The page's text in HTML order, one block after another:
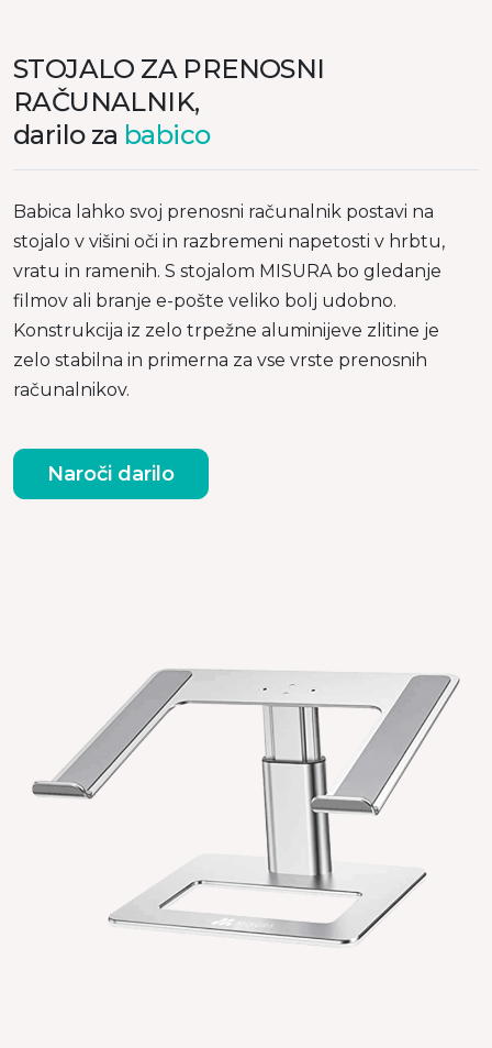
STOJALO ZA PRENOSNI
RAČUNALNIK,
darilo za babico
Babica lahko svoj prenosni računalnik postavi na
stojalo v višini oči in razbremeni napetosti v hrbtu,
vratu in ramenih. S stojalom MISURA bo gledanje
filmov ali branje e-pošte veliko bolj udobno.
Konstrukcija iz zelo trpežne aluminijeve zlitine je
zelo stabilna in primerna za vse vrste prenosnih
računalnikov.
Naroči darilo